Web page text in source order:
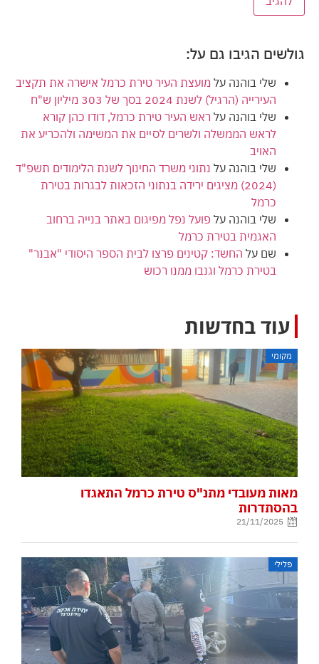
גולשים הגיבו גם על:
שלי בוהנה על מועצת העיר טירת כרמל אישרה את תקציב
העירייה (הרגיל) לשנת 2024 בסך של 303 מיליון ש"ח
שלי בוהנה על ראש העיר טירת כרמל, דודו כהן קורא
לראש הממשלה ולשרים לסיים את המשימה ולהכריע את
האויב
שלי בוהנה על נתוני משרד החינוך לשנת הלימודים תשפ"ד
(2024) מציגים ירידה בנתוני הזכאות לבגרות בטירת
כרמל
שלי בוהנה על פועל נפל מפיגום באתר בנייה ברחוב
האגמית בטירת כרמל
שם על החשד: קטינים פרצו לבית הספר היסודי "אבנר"
בטירת כרמל וגנבו ממנו רכוש
עוד בחדשות
מקומי
מאות מעובדי מתנ"ס טירת כרמל התאגדו
בהסתדרות
21/11/2025
פלילי